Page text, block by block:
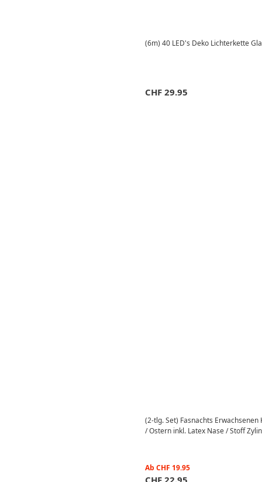
(6m) 40 LED's Deko Lichterkette
CHF 29.95
(2-tlg. Set) Fasnachts
/ Ostern inkl. Latex Nase / Stoff
Ab CHF 19.95
CHF 22.95